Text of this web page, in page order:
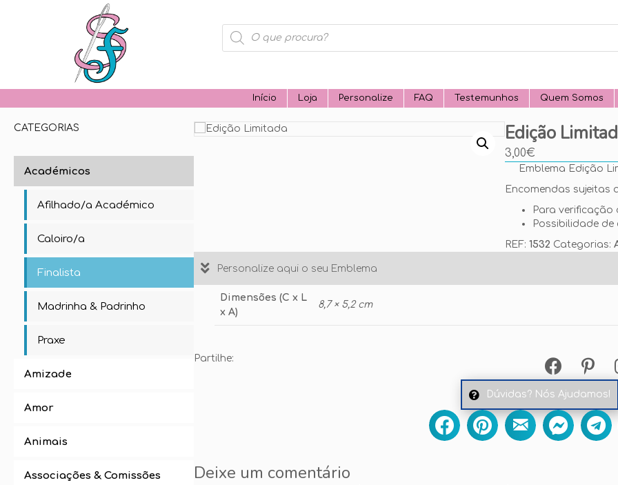
Products
search
Início Loja Personalize FAQ Testemunhos Quem Somos
CATEGORIAS
Académicos
Afilhado/a Académico
Caloiro/a
Finalista
Madrinha & Padrinho
Praxe
Amizade
Amor
Animais
Associações & Comissões
Edição
3,00€
Emblema Edição
Encomendas sujeitas
Para verificação
Possibilidade
REF:1532 Categorias:
Personalize aqui o seu Emblema
Dimensões (C x L
x A)
8,7 × 5,2 cm
Partilhe:
Dúvidas? Nós Ajudamos!
Deixe um comentário